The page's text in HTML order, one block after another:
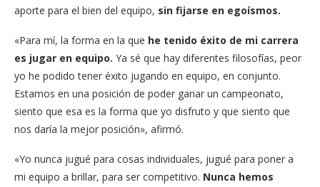
aporte para el bien del equipo, sin fijarse en egoísmos.
«Para mí, la forma en la que he tenido éxito de mi carrera
es jugar en equipo. Ya sé que hay diferentes filosofías, peor
yo he podido tener éxito jugando en equipo, en conjunto.
Estamos en una posición de poder ganar un campeonato,
siento que esa es la forma que yo disfruto y que siento que
nos daría la mejor posición», afirmó.
«Yo nunca jugué para cosas individuales, jugué para poner a
mi equipo a brillar, para ser competitivo. Nunca hemos